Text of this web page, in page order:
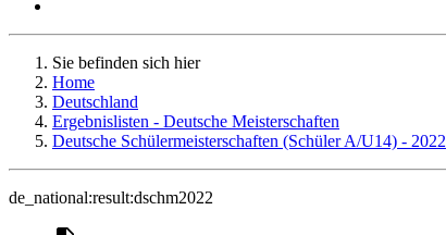
Sie befinden sich hier
Home
Deutschland
Ergebnislisten - Deutsche Meisterschaften
Deutsche Schülermeisterschaften (Schüler A/U14) - 2022
de_national:result:dschm2022